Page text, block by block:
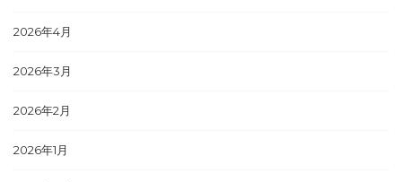
2026年4月
2026年3月
2026年2月
2026年1月